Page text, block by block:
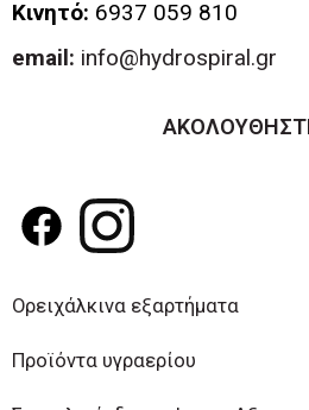
Κινητό: 6937 059 810
email: info@hydrospiral.gr
Ορειχάλκινα εξαρτήματα
Προϊόντα υγραερίου